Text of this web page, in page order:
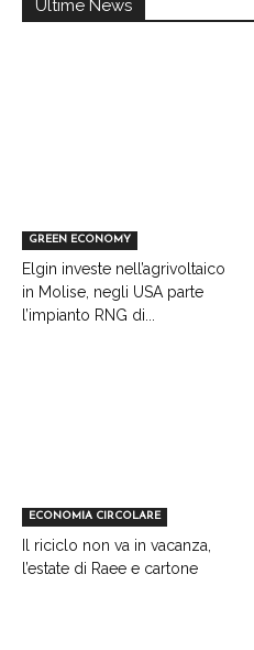
Ultime News
GREEN ECONOMY
Elgin investe nell’agrivoltaico
in Molise, negli USA parte
l’impianto RNG di...
ECONOMIA CIRCOLARE
Il riciclo non va in vacanza,
l’estate di Raee e cartone